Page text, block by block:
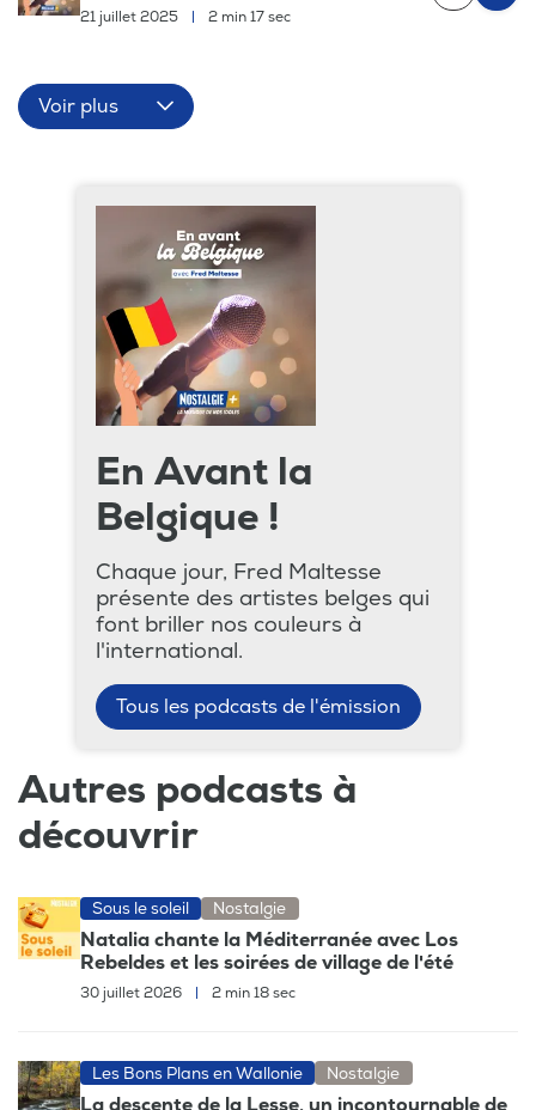
21 juillet 2025 | 2 min 17 sec
Voir plus
En Avant la
Belgique !
Chaque jour, Fred Maltesse
présente des artistes belges qui
font briller nos couleurs à
l'international.
Tous les podcasts de l'émission
Autres podcasts à
découvrir
Sous le soleil Nostalgie
Natalia chante la Méditerranée avec Los
Rebeldes et les soirées de village de l'été
30 juillet 2026 2 min 18 sec
Les Bons Plans en Wallonie Nostalgie